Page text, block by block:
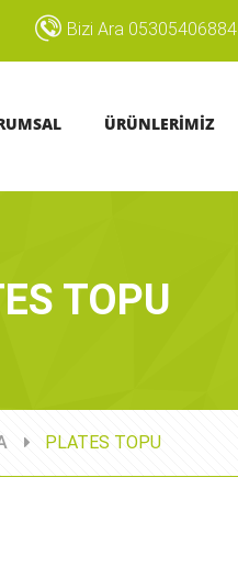
Bizi Ara 05305406884
ÜRÜNLERİMİZ
TOPU
PLATES TOPU